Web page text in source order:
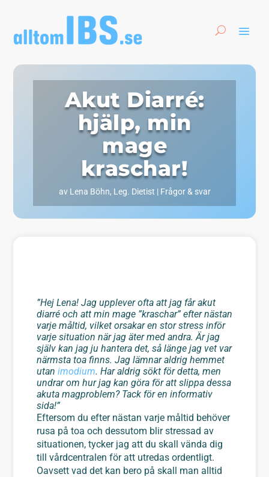
Akut Diarré:
hjälp, min
mage
kraschar!
av Lena Böhn, Leg. Dietist | Frågor & svar
”Hej Lena! Jag upplever ofta att jag får akut
diarré och att min mage ”kraschar” efter nästan
varje måltid, vilket orsakar en stor stress inför
varje situation när jag äter med andra. Är jag
själv kan jag ju hantera det, så länge jag vet var
närmsta toa finns. Jag lämnar aldrig hemmet
utan imodium. Har aldrig sökt för detta, men
undrar om hur jag kan göra för att slippa dessa
akuta magproblem? Tack för en informativ
sida!”
Eftersom du efter nästan varje måltid behöver
rusa på toa och dessutom blir stressad av
situationen, tycker jag att du skall vända dig
till vårdcentralen för att utredas ordentligt.
Oavsett vad det kan bero på skall man alltid